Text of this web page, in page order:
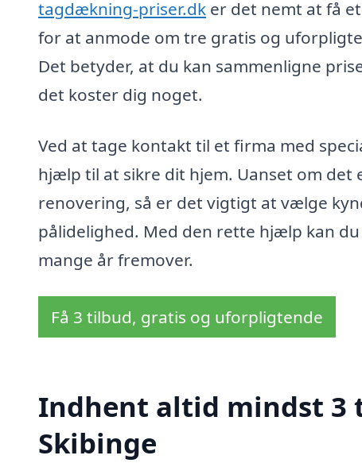
tagdækning-priser.dk er det nemt at få
for at anmode om tre gratis og
Det betyder, at du kan sammenligne
det koster dig noget.
Ved at tage kontakt til et firma med
hjælp til at sikre dit hjem. Uanset om
renovering, så er det vigtigt at vælge
pålidelighed. Med den rette hjælp kan
mange år fremover.
Få 3 tilbud, gratis og uforpligtende
Indhent altid mindst
Skibinge